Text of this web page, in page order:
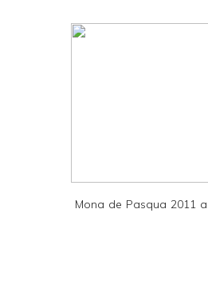
Mona de Pasqua 2011